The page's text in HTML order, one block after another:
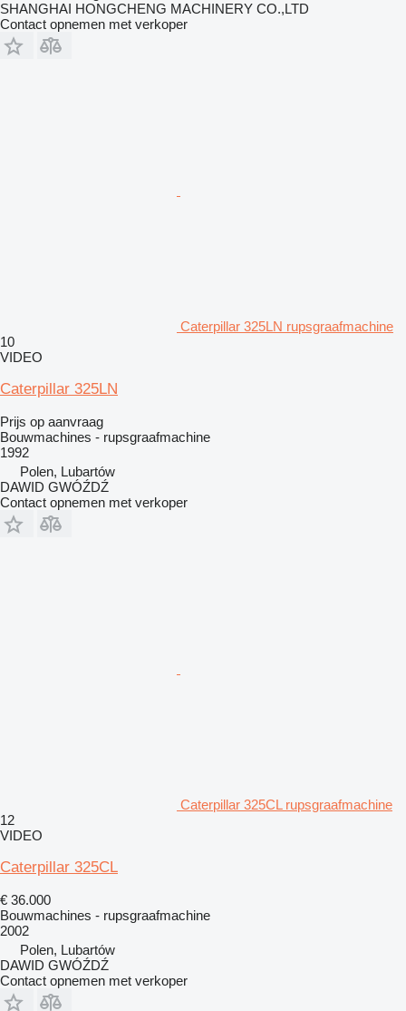
SHANGHAI HONGCHENG MACHINERY CO.,LTD
Contact opnemen met verkoper
Caterpillar 325LN rupsgraafmachine
10
VIDEO
Caterpillar 325LN
Prijs op aanvraag
Bouwmachines - rupsgraafmachine
1992
Polen, Lubartów
DAWID GWÓŹDŹ
Contact opnemen met verkoper
Caterpillar 325CL rupsgraafmachine
12
VIDEO
Caterpillar 325CL
€ 36.000
Bouwmachines - rupsgraafmachine
2002
Polen, Lubartów
DAWID GWÓŹDŹ
Contact opnemen met verkoper